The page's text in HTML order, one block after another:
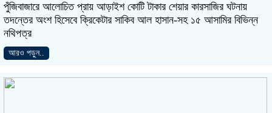
পুঁজিবাজারে আলোচিত প্রায় আড়াইশ কোটি টাকার শেয়ার কারসাজির ঘটনায়
তদন্তের অংশ হিসেবে ক্রিকেটার সাকিব আল হাসান-সহ ১৫ আসামির বিভিন্ন
নথিপত্র
আরও পড়ুন..